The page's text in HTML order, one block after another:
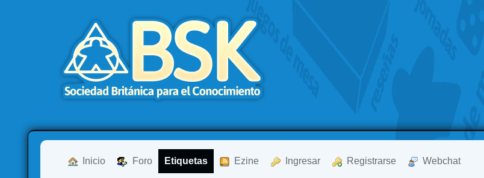
Inicio Foro Etiquetas Ezine Ingresar Registrarse Webchat